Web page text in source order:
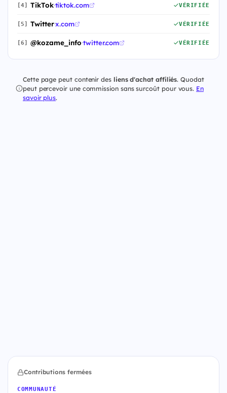
[4] TikTok·tiktok.com VÉRIFIÉE
[5] Twitter·x.com VÉRIFIÉE
[6] @kozame_info·twitter.com VÉRIFIÉE
Cette page peut contenir des liens d'achat affiliés. Quodat
peut percevoir une commission sans surcoût pour vous. En
savoir plus.
Contributions fermées
COMMUNAUTÉ